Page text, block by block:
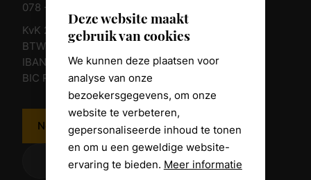
Deze website maakt
gebruik van cookies
We kunnen deze plaatsen voor
analyse van onze
bezoekersgegevens, om onze
website te verbeteren,
gepersonaliseerde inhoud te tonen
en om u een geweldige website-
ervaring te bieden. Meer informatie
078 - 674 84 85
KvK 23011135
BTW nr. NL 805098938.B.01
IBAN NL10 RABO 0361 8039 58
BIC RABONL2U
Neem contact op